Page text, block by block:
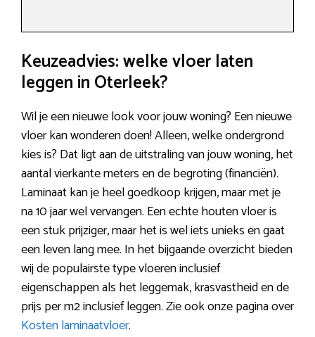
Keuzeadvies: welke vloer laten
leggen in Oterleek?
Wil je een nieuwe look voor jouw woning? Een nieuwe
vloer kan wonderen doen! Alleen, welke ondergrond
kies is? Dat ligt aan de uitstraling van jouw woning, het
aantal vierkante meters en de begroting (financiën).
Laminaat kan je heel goedkoop krijgen, maar met je
na 10 jaar wel vervangen. Een echte houten vloer is
een stuk prijziger, maar het is wel iets unieks en gaat
een leven lang mee. In het bijgaande overzicht bieden
wij de populairste type vloeren inclusief
eigenschappen als het leggemak, krasvastheid en de
prijs per m2 inclusief leggen. Zie ook onze pagina over
Kosten laminaatvloer.